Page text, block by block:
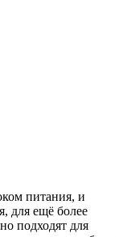
питания, и
для ещё более
подходят для